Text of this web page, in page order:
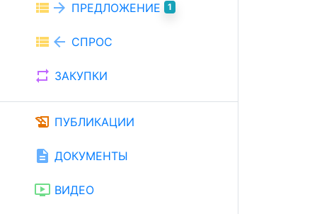
view_list arrow_forward ПРЕДЛОЖЕНИЕ 1
view_list arrow_back СПРОС
repeat ЗАКУПКИ
history_edu ПУБЛИКАЦИИ
description ДОКУМЕНТЫ
ondemand_video ВИДЕО